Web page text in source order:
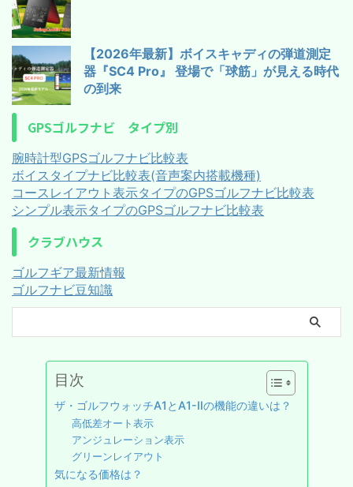
【2026年最新】ボイスキャディの弾道測定
器『SC4 Pro』 登場で「球筋」が見える時代
の到来
GPSゴルフナビ タイプ別
腕時計型GPSゴルフナビ比較表
ボイスタイプナビ比較表(音声案内搭載機種)
コースレイアウト表示タイプのGPSゴルフナビ比較表
シンプル表示タイプのGPSゴルフナビ比較表
クラブハウス
ゴルフギア最新情報
ゴルフナビ豆知識
目次
ザ・ゴルフウォッチA1とA1-Ⅱの機能の違いは？
高低差オート表示
アンジュレーション表示
グリーンレイアウト
気になる価格は？